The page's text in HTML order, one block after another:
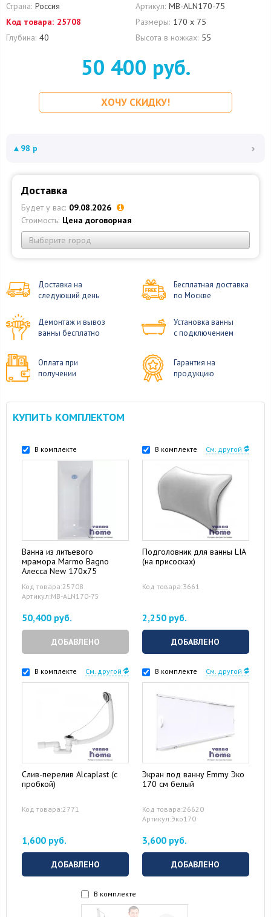
Страна: Россия Артикул: MB-ALN170-75
Код товара: 25708 Размеры: 170 х 75
Глубина: 40 Высота в ножках: 55
50 400 руб.
ХОЧУ СКИДКУ!
▲ 98 р ›
Доставка
Будет у вас: 09.08.2026
Стоимость: Цена договорная
Выберите город
Доставка на
следующий день
Бесплатная доставка
по Москве
Демонтаж и вывоз
ванны бесплатно
Установка ванны
с подключением
Оплата при
получении
Гарантия на
продукцию
КУПИТЬ КОМПЛЕКТОМ
В комплекте
Ванна из литьевого
мрамора Marmo Bagno
Алесса New 170x75
Код товара:25708
Артикул:MB-ALN170-75
50,400 руб.
ДОБАВЛЕНО
В комплекте См. другой
Подголовник для ванны LIA
(на присосках)
Код товара:3661
2,250 руб.
ДОБАВЛЕНО
В комплекте См. другой
Слив-перелив Alcaplast (с
пробкой)
Код товара:2771
1,600 руб.
ДОБАВЛЕНО
В комплекте См. другой
Экран под ванну Emmy Эко
170 см белый
Код товара:26620
Артикул:Эко170
3,600 руб.
ДОБАВЛЕНО
В комплекте